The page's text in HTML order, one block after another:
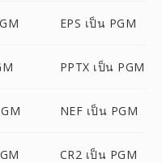
EPS เป็น PGM
PPTX เป็น PGM
NEF เป็น PGM
CR2 เป็น PGM